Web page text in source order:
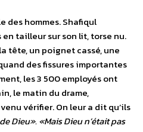
des hommes. Shafiqul
en tailleur sur son lit, torse nu.
tête, un poignet cassé, une
des fissures importantes
les 3 500 employés ont
le matin du drame,
vérifier. On leur a dit qu’ils
Dieu». «Mais Dieu n’était pas